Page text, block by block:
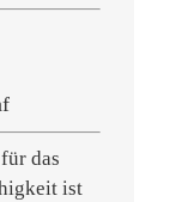
das
ist